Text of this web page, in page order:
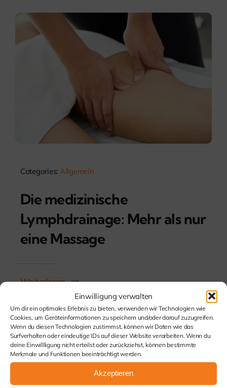
Einwilligung verwalten
Um dir ein optimales Erlebnis zu bieten, verwenden wir Technologien wie
Cookies, um Geräteinformationen zu speichern und/oder darauf zuzugreifen.
Wenn du diesen Technologien zustimmst, können wir Daten wie das
Surfverhalten oder eindeutige IDs auf dieser Website verarbeiten. Wenn du
deine Einwillligung nicht erteilst oder zurückziehst, können bestimmte
Merkmale und Funktionen beeinträchtigt werden.
Akzeptieren
Categories: Allgemein
Die medizinische
Lymphdrainage: Mehr als nur
eine Massage
Weiterlesen